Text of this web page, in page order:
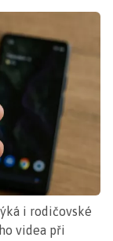
i rodičovské
videa při